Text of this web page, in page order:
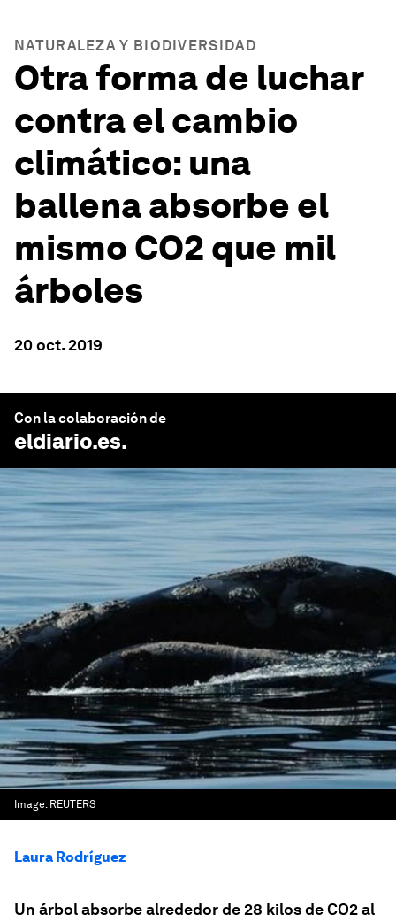
NATURALEZA Y BIODIVERSIDAD
Otra forma de luchar
contra el cambio
climático: una
ballena absorbe el
mismo CO2 que mil
árboles
20 oct. 2019
Con la colaboración de
eldiario.es.
Image: REUTERS
Laura Rodríguez
Un árbol absorbe alrededor de 28 kilos de CO2 al